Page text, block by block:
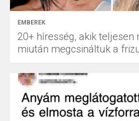
EMBEREK
20+ híresség, akik teljesen
miután megcsináltuk a